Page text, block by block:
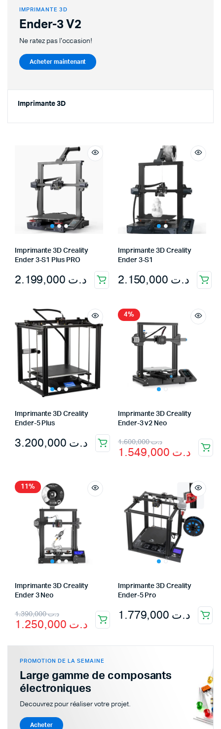
IMPRIMANTE 3D
Ender-3 V2
Ne ratez pas l'occasion!
Acheter maintenant
Imprimante 3D
Imprimante 3D Creality
Ender 3-S1 Plus PRO
د.ت
Imprimante 3D Creality
Ender 3-S1
د.ت
Imprimante 3D Creality
Ender-5 Plus
د.ت
4%
Imprimante 3D Creality
Ender-3 v2 Neo
د.ت1.600,000
د.ت
11%
Imprimante 3D Creality
Ender 3 Neo
د.ت1.390,000
د.ت
Imprimante 3D Creality
Ender-5 Pro
د.ت
PROMOTION DE LA SEMAINE
Large gamme de composants
électroniques
Decouvrez pour réaliser votre projet.
Acheter